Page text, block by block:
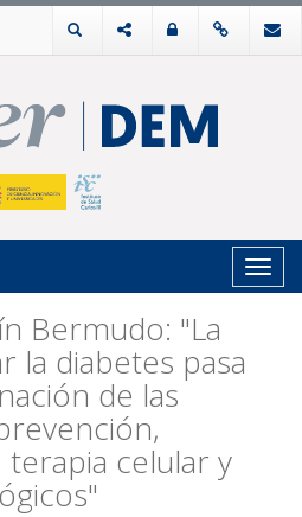
Bermudo: "La
la diabetes pasa
de las
celular y